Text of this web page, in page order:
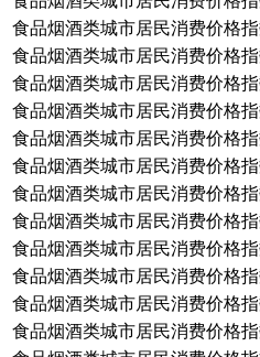
食品烟酒类城市居民消费价格
食品烟酒类城市居民消费价格
食品烟酒类城市居民消费价格
食品烟酒类城市居民消费价格
食品烟酒类城市居民消费价格
食品烟酒类城市居民消费价格
食品烟酒类城市居民消费价格
食品烟酒类城市居民消费价格
食品烟酒类城市居民消费价格
食品烟酒类城市居民消费价格
食品烟酒类城市居民消费价格
食品烟酒类城市居民消费价格